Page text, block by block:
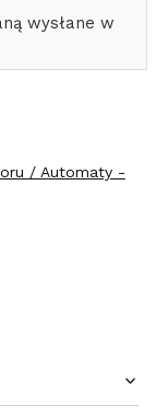
wysłane w
/ Automaty -